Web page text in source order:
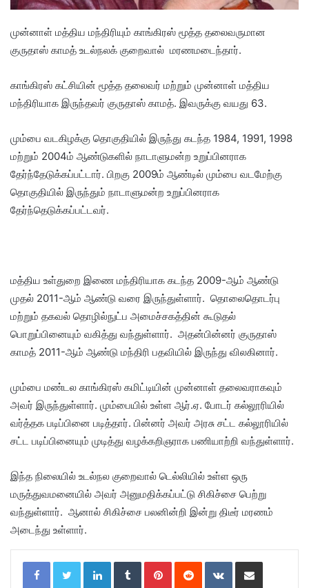
முன்னாள் மத்திய மந்திரியும் காங்கிரஸ் மூத்த தலைவருமான
குருதாஸ் காமத் உடல்நலக் குறைவால் மரணமடைந்தார்.
காங்கிரஸ் கட்சியின் மூத்த தலைவர் மற்றும் முன்னாள் மத்திய
மந்திரியாக இருந்தவர் குருதாஸ் காமத். இவருக்கு வயது 63.
மும்பை வடகிழக்கு தொகுதியில் இருந்து கடந்த 1984, 1991, 1998
மற்றும் 2004ம் ஆண்டுகளில் நாடாளுமன்ற உறுப்பினராக
தேர்ந்தேடுக்கப்பட்டார். பிறகு 2009ம் ஆண்டில் மும்பை வடமேற்கு
தொகுதியில் இருந்தும் நாடாளுமன்ற உறுப்பினராக
தேர்ந்தெடுக்கப்பட்டவர்.
மத்திய உள்துறை இணை மந்திரியாக கடந்த 2009-ஆம் ஆண்டு
முதல் 2011-ஆம் ஆண்டு வரை இருந்துள்ளார். தொலைதொடர்பு
மற்றும் தகவல் தொழில்நுட்ப அமைச்சகத்தின் கூடுதல்
பொறுப்பினையும் வகித்து வந்துள்ளார். அதன்பின்னர் குருதாஸ்
காமத் 2011-ஆம் ஆண்டு மந்திரி பதவியில் இருந்து விலகினார்.
மும்பை மண்டல காங்கிரஸ் கமிட்டியின் முன்னாள் தலைவராகவும்
அவர் இருந்துள்ளார். மும்பையில் உள்ள ஆர்.ஏ. போடர் கல்லூரியில்
வர்த்தக படிப்பினை படித்தார். பின்னர் அவர் அரசு சட்ட கல்லூரியில்
சட்ட படிப்பினையும் முடித்து வழக்கறிஞராக பணியாற்றி வந்துள்ளார்.
இந்த நிலையில் உடல்நல குறைவால் டெல்லியில் உள்ள ஒரு
மருத்துவமனையில் அவர் அனுமதிக்கப்பட்டு சிகிச்சை பெற்று
வந்துள்ளார். ஆனால் சிகிச்சை பலனின்றி இன்று திடீர் மரணம்
அடைந்து உள்ளார்.
LinkedIn Tumblr Pinterest Reddit VKontakte